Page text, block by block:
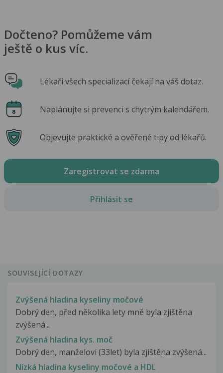
Dočteno? Pomůžeme vám
ještě o kus víc.
Lékaři všech specializací čekají na váš dotaz.
Naplánujte si prevenci s chytrým kalendářem.
Objevujte praktické a ověřené tipy od lékařů.
Zaregistrovat se zdarma
Přihlásit se
SOUVISEJÍCÍ DOTAZY
Zvýšená hladina kyseliny močové
Dobrý den, před několika lety mně byla zjištěna
zvýšená...
Zvýšená hladina kys. moč
Dobrý den, manželovi (33let) byla zjištěna zvýšená...
Nízká hladina kyseliny močové a HDL